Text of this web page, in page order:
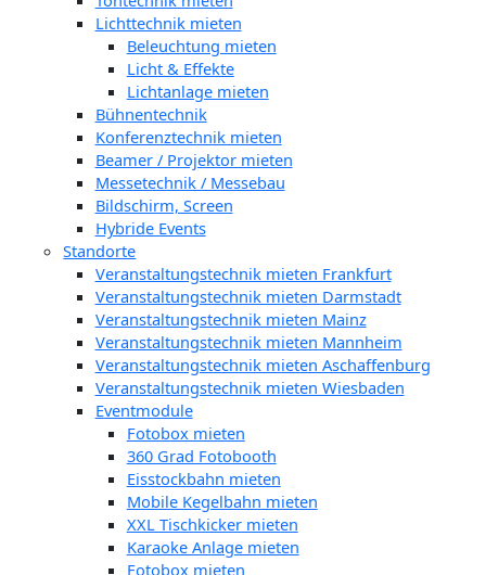
Lichttechnik mieten
Beleuchtung mieten
Licht & Effekte
Lichtanlage mieten
Bühnentechnik
Konferenztechnik mieten
Beamer / Projektor mieten
Messetechnik / Messebau
Bildschirm, Screen
Hybride Events
Standorte
Veranstaltungstechnik mieten Frankfurt
Veranstaltungstechnik mieten Darmstadt
Veranstaltungstechnik mieten Mainz
Veranstaltungstechnik mieten Mannheim
Veranstaltungstechnik mieten Aschaffenburg
Veranstaltungstechnik mieten Wiesbaden
Eventmodule
Fotobox mieten
360 Grad Fotobooth
Eisstockbahn mieten
Mobile Kegelbahn mieten
XXL Tischkicker mieten
Karaoke Anlage mieten
Fotobox mieten